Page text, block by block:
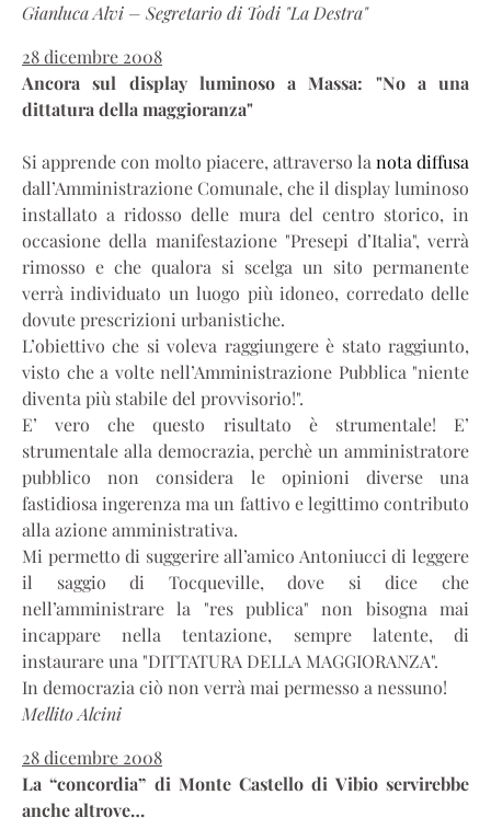
Gianluca Alvi – Segretario di Todi "La Destra"
28 dicembre 2008
Ancora sul display luminoso a Massa: "No a una
dittatura della maggioranza"
Si apprende con molto piacere, attraverso la nota diffusa
dall’Amministrazione Comunale, che il display luminoso
installato a ridosso delle mura del centro storico, in
occasione della manifestazione "Presepi d’Italia", verrà
rimosso e che qualora si scelga un sito permanente
verrà individuato un luogo più idoneo, corredato delle
dovute prescrizioni urbanistiche.
L’obiettivo che si voleva raggiungere è stato raggiunto,
visto che a volte nell’Amministrazione Pubblica "niente
diventa più stabile del provvisorio!".
E’ vero che questo risultato è strumentale! E’
strumentale alla democrazia, perchè un amministratore
pubblico non considera le opinioni diverse una
fastidiosa ingerenza ma un fattivo e legittimo contributo
alla azione amministrativa.
Mi permetto di suggerire all’amico Antoniucci di leggere
il saggio di Tocqueville, dove si dice che
nell’amministrare la "res publica" non bisogna mai
incappare nella tentazione, sempre latente, di
instaurare una "DITTATURA DELLA MAGGIORANZA".
In democrazia ciò non verrà mai permesso a nessuno!
Mellito Alcini
28 dicembre 2008
La “concordia” di Monte Castello di Vibio servirebbe
anche altrove…